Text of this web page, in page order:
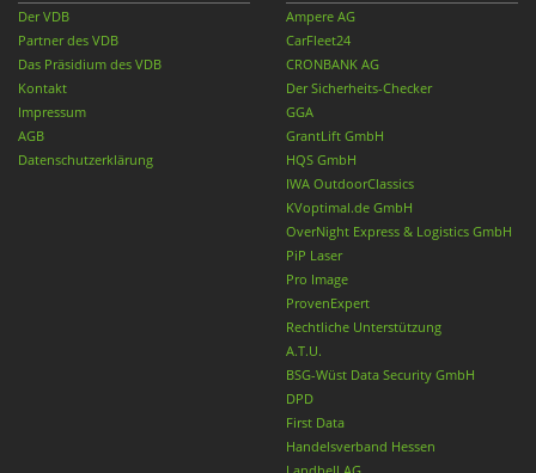
Der VDB
Partner des VDB
Das Präsidium des VDB
Kontakt
Impressum
AGB
Datenschutzerklärung
Ampere AG
CarFleet24
CRONBANK AG
Der Sicherheits-Checker
GGA
GrantLift GmbH
HQS GmbH
IWA OutdoorClassics
KVoptimal.de GmbH
OverNight Express & Logistics GmbH
PiP Laser
Pro Image
ProvenExpert
Rechtliche Unterstützung
A.T.U.
BSG-Wüst Data Security GmbH
DPD
First Data
Handelsverband Hessen